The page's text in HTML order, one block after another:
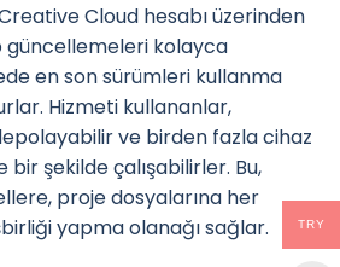
Cloud hesabı üzerinden
güncellemeleri kolayca
en son sürümleri kullanma
Hizmeti kullananlar,
ve birden fazla cihaz
bir şekilde çalışabilirler. Bu,
proje dosyalarına her
yapma olanağı sağlar.
TRY